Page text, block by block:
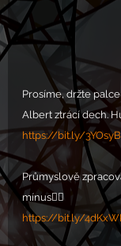
Prosíme, držte
Albert ztrácí dech.
https://bit.ly/
Průmyslově
mínus👎🏾
https://bit.ly/